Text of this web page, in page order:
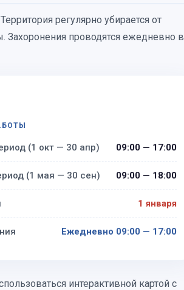
регулярно убирается от
Захоронения проводятся ежедневно в
(1 окт — 30 апр) 09:00 — 17:00
(1 мая — 30 сен) 09:00 — 18:00
1 января
Ежедневно 09:00 — 17:00
интерактивной картой с